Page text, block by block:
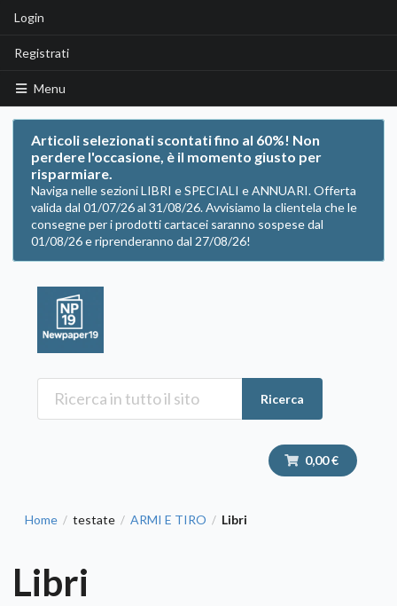
Login
Registrati
Menu
Articoli selezionati scontati fino al 60%! Non
perdere l'occasione, è il momento giusto per
risparmiare.
Naviga nelle sezioni LIBRI e SPECIALI e ANNUARI. Offerta
valida dal 01/07/26 al 31/08/26. Avvisiamo la clientela che le
consegne per i prodotti cartacei saranno sospese dal
01/08/26 e riprenderanno dal 27/08/26!
Ricerca
0,00 €
Home / testate / ARMI E TIRO / Libri
Libri